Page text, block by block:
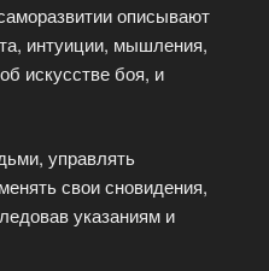
описывают
интуиции, мышления,
искусстве боя, и
управлять
свои сновидения,
указаниям и